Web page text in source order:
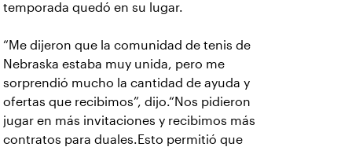
temporada quedó en su lugar.
“Me dijeron que la comunidad de tenis de
Nebraska estaba muy unida, pero me
sorprendió mucho la cantidad de ayuda y
ofertas que recibimos”, dijo.“Nos pidieron
jugar en más invitaciones y recibimos más
contratos para duales.Esto permitió que